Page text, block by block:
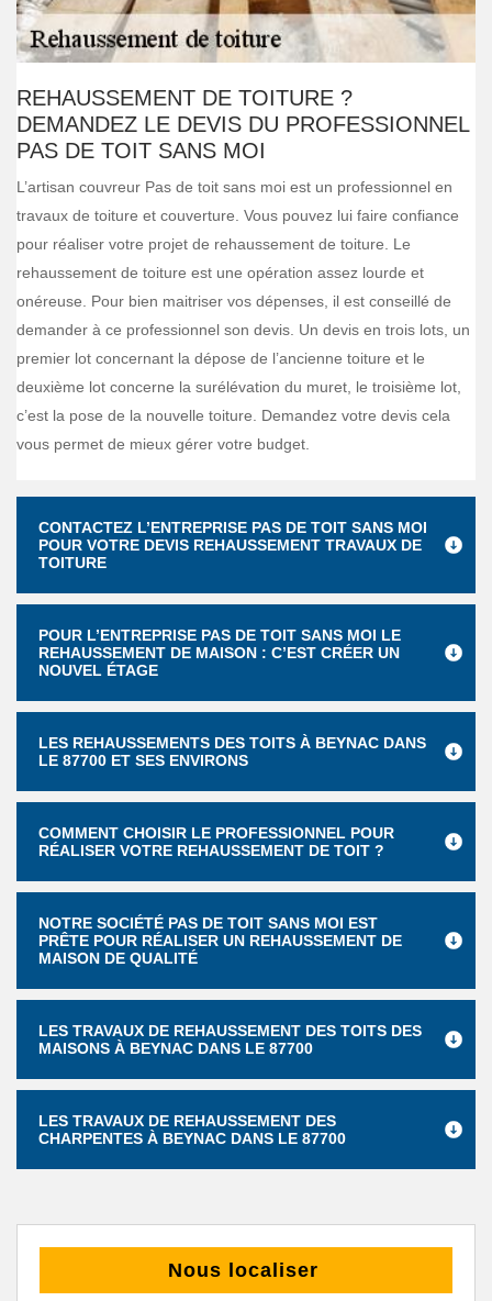
REHAUSSEMENT DE TOITURE ?
DEMANDEZ LE DEVIS DU PROFESSIONNEL
PAS DE TOIT SANS MOI
L’artisan couvreur Pas de toit sans moi est un professionnel en
travaux de toiture et couverture. Vous pouvez lui faire confiance
pour réaliser votre projet de rehaussement de toiture. Le
rehaussement de toiture est une opération assez lourde et
onéreuse. Pour bien maitriser vos dépenses, il est conseillé de
demander à ce professionnel son devis. Un devis en trois lots, un
premier lot concernant la dépose de l’ancienne toiture et le
deuxième lot concerne la surélévation du muret, le troisième lot,
c’est la pose de la nouvelle toiture. Demandez votre devis cela
vous permet de mieux gérer votre budget.
CONTACTEZ L’ENTREPRISE PAS DE TOIT SANS MOI
POUR VOTRE DEVIS REHAUSSEMENT TRAVAUX DE
TOITURE
POUR L’ENTREPRISE PAS DE TOIT SANS MOI LE
REHAUSSEMENT DE MAISON : C’EST CRÉER UN
NOUVEL ÉTAGE
LES REHAUSSEMENTS DES TOITS À BEYNAC DANS
LE 87700 ET SES ENVIRONS
COMMENT CHOISIR LE PROFESSIONNEL POUR
RÉALISER VOTRE REHAUSSEMENT DE TOIT ?
NOTRE SOCIÉTÉ PAS DE TOIT SANS MOI EST
PRÊTE POUR RÉALISER UN REHAUSSEMENT DE
MAISON DE QUALITÉ
LES TRAVAUX DE REHAUSSEMENT DES TOITS DES
MAISONS À BEYNAC DANS LE 87700
LES TRAVAUX DE REHAUSSEMENT DES
CHARPENTES À BEYNAC DANS LE 87700
Nous localiser